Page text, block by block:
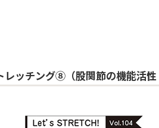
レッチング⑧（股関節の機能活